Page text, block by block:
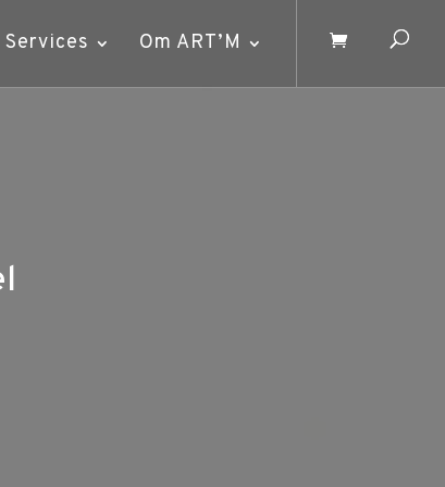
Services Om ART’M